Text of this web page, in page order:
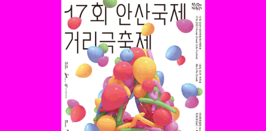
다시, 두근! 거리다